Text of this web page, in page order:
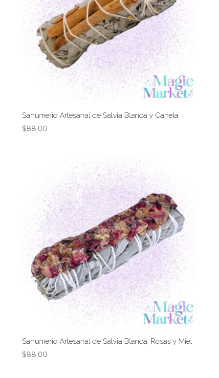
Sahumerio Artesanal de Salvia Blanca y Canela
$88.00
Sahumerio Artesanal de Salvia Blanca, Rosas y Miel
$88.00